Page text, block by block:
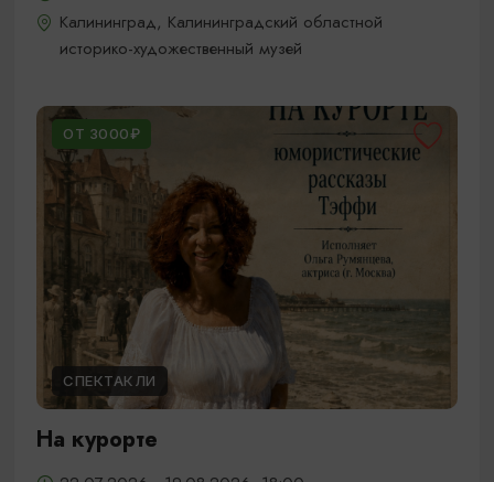
Калининград, Калининградский областной
историко-художественный музей
ОТ 3000₽
СПЕКТАКЛИ
На курорте